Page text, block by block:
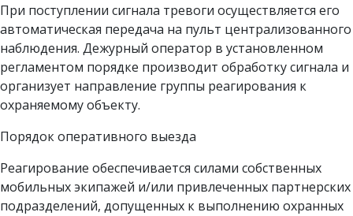
При поступлении сигнала тревоги осуществляется его
автоматическая передача на пульт централизованного
наблюдения. Дежурный оператор в установленном
регламентом порядке производит обработку сигнала и
организует направление группы реагирования к
охраняемому объекту.
Порядок оперативного выезда
Реагирование обеспечивается силами собственных
мобильных экипажей и/или привлеченных партнерских
подразделений, допущенных к выполнению охранных